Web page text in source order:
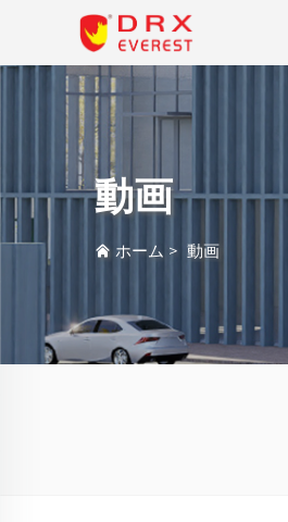
動画
ホーム > 動画